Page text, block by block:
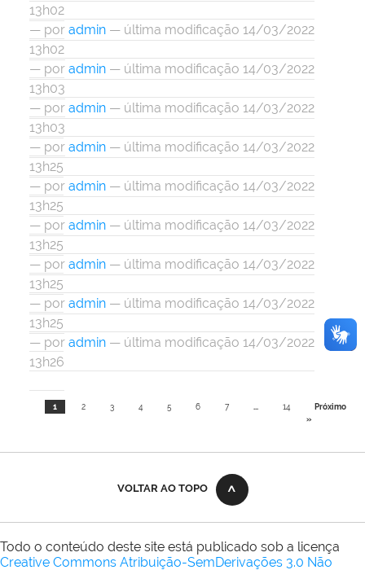
13h02
— por admin — última modificação 14/03/2022
13h02
— por admin — última modificação 14/03/2022
13h03
— por admin — última modificação 14/03/2022
13h03
— por admin — última modificação 14/03/2022
13h25
— por admin — última modificação 14/03/2022
13h25
— por admin — última modificação 14/03/2022
13h25
— por admin — última modificação 14/03/2022
13h25
— por admin — última modificação 14/03/2022
13h25
— por admin — última modificação 14/03/2022
13h26
1 2 3 4 5 6 7 ... 14
Próximo
»
VOLTAR AO TOPO
Todo o conteúdo deste site está publicado sob a licença
Creative Commons Atribuição-SemDerivações 3.0 Não